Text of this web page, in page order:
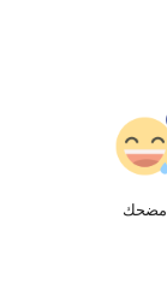
مضحك